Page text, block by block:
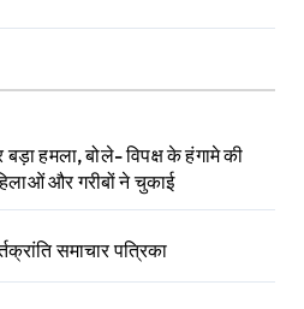
बड़ा हमला, बोले- विपक्ष के हंगामे की
और गरीबों ने चुकाई
समाचार पत्रिका